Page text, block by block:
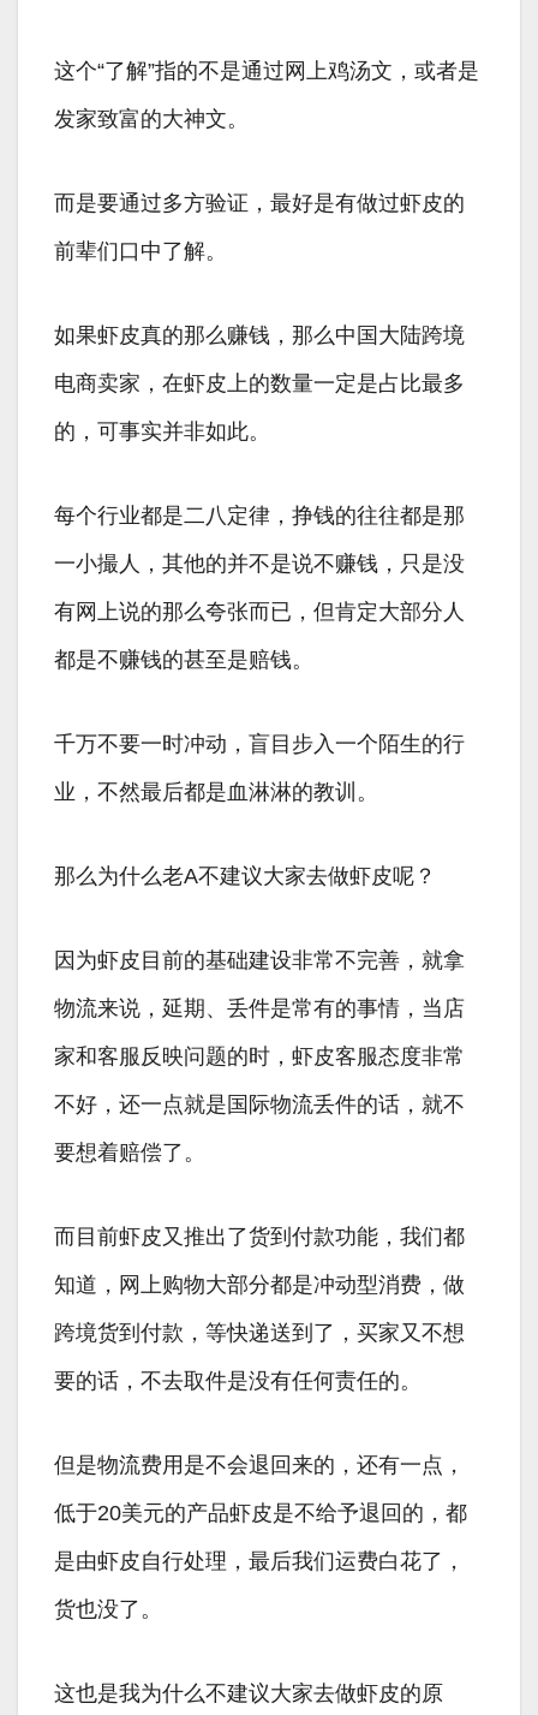
这个“了解”指的不是通过网上鸡汤文，或者是
发家致富的大神文。
而是要通过多方验证，最好是有做过虾皮的
前辈们口中了解。
如果虾皮真的那么赚钱，那么中国大陆跨境
电商卖家，在虾皮上的数量一定是占比最多
的，可事实并非如此。
每个行业都是二八定律，挣钱的往往都是那
一小撮人，其他的并不是说不赚钱，只是没
有网上说的那么夸张而已，但肯定大部分人
都是不赚钱的甚至是赔钱。
千万不要一时冲动，盲目步入一个陌生的行
业，不然最后都是血淋淋的教训。
那么为什么老A不建议大家去做虾皮呢？
因为虾皮目前的基础建设非常不完善，就拿
物流来说，延期、丢件是常有的事情，当店
家和客服反映问题的时，虾皮客服态度非常
不好，还一点就是国际物流丢件的话，就不
要想着赔偿了。
而目前虾皮又推出了货到付款功能，我们都
知道，网上购物大部分都是冲动型消费，做
跨境货到付款，等快递送到了，买家又不想
要的话，不去取件是没有任何责任的。
但是物流费用是不会退回来的，还有一点，
低于20美元的产品虾皮是不给予退回的，都
是由虾皮自行处理，最后我们运费白花了，
货也没了。
这也是我为什么不建议大家去做虾皮的原